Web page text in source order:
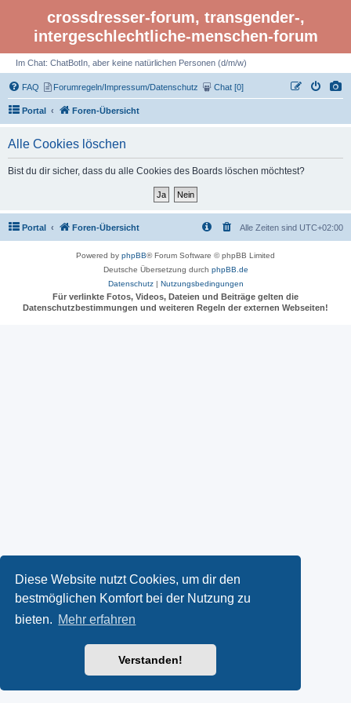
Diese Website nutzt Cookies, um dir den
bestmöglichen Komfort bei der Nutzung zu
bieten. Mehr erfahren
Verstanden!
crossdresser-forum, transgender-,
intergeschlechtliche-menschen-forum
Im Chat: ChatBotIn, aber keine natürlichen Personen (d/m/w)
FAQ Forumregeln/Impressum/Datenschutz Chat [0]
Portal Foren-Übersicht
Alle Cookies löschen
Bist du dir sicher, dass du alle Cookies des Boards löschen möchtest?
Portal Foren-Übersicht Alle Zeiten sind UTC+02:00
Powered by phpBB® Forum Software © phpBB Limited
Deutsche Übersetzung durch phpBB.de
Datenschutz| Nutzungsbedingungen
Für verlinkte Fotos, Videos, Dateien und Beiträge gelten die
Datenschutzbestimmungen und weiteren Regeln der externen Webseiten!